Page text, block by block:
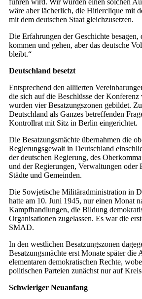
führen wird. Wir würden einen solchen
wäre aber lächerlich, die Hitlerclique mit
mit dem deutschen Staat gleichzusetzen.
Die Erfahrungen der Geschichte besagen,
kommen und gehen, aber das deutsche
bleibt.“
Deutschland besetzt
Entsprechend den alliierten
die sich auf die Beschlüsse der Konferenz
wurden vier Besatzungszonen gebildet.
Deutschland als Ganzes betreffenden
Kontrollrat mit Sitz in Berlin eingerichtet.
Die Besatzungsmächte übernahmen die
Regierungsgewalt in Deutschland
der deutschen Regierung, des
und der Regierungen, Verwaltungen oder
Städte und Gemeinden.
Die Sowjetische Militäradministration in
hatte am 10. Juni 1945, nur einen Monat
Kampfhandlungen, die Bildung
Organisationen zugelassen. Es war die
SMAD.
In den westlichen Besatzungszonen
Besatzungsmächte erst Monate später die
elementaren demokratischen Rechte,
politischen Parteien zunächst nur auf
Schwieriger Neuanfang